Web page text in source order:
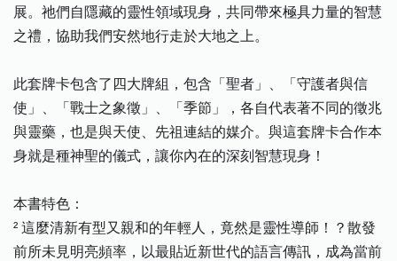
展。祂們自隱藏的靈性領域現身，共同帶來極具力量的智慧
之禮，協助我們安然地行走於大地之上。
此套牌卡包含了四大牌組，包含「聖者」、「守護者與信
使」、「戰士之象徵」、「季節」，各自代表著不同的徵兆
與靈藥，也是與天使、先祖連結的媒介。與這套牌卡合作本
身就是種神聖的儀式，讓你內在的深刻智慧現身！
本書特色：
² 這麼清新有型又親和的年輕人，竟然是靈性導師！？散發
前所未見明亮頻率，以最貼近新世代的語言傳訊，成為當前